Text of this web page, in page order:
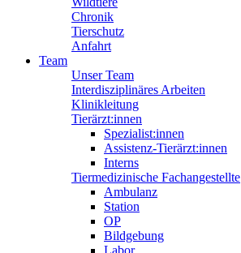
Chronik
Tierschutz
Anfahrt
Team
Unser Team
Interdisziplinäres Arbeiten
Klinikleitung
Tierärzt:innen
Spezialist:innen
Assistenz-Tierärzt:innen
Interns
Tiermedizinische Fachangestellte
Ambulanz
Station
OP
Bildgebung
Labor